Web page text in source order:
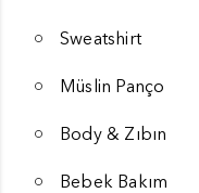
Sweatshirt
Müslin Panço
Body & Zıbın
Bebek Bakım